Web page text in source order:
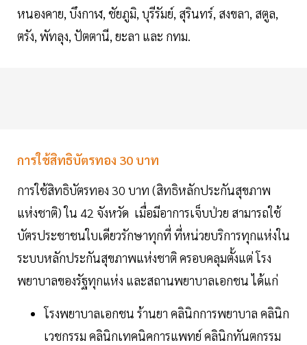
หนองคาย, บึงกาฬ, ชัยภูมิ, บุรีรัมย์, สุรินทร์, สงขลา, สตูล,
ตรัง, พัทลุง, ปัตตานี, ยะลา และ กทม.
การใช้สิทธิบัตรทอง 30 บาท
การใช้สิทธิบัตรทอง 30 บาท (สิทธิหลักประกันสุขภาพ
แห่งชาติ) ใน 42 จังหวัด เมื่อมีอาการเจ็บป่วย สามารถใช้
บัตรประชาชนใบเดียวรักษาทุกที่ ที่หน่วยบริการทุกแห่งใน
ระบบหลักประกันสุขภาพแห่งชาติ ครอบคลุมตั้งแต่ โรง
พยาบาลของรัฐทุกแห่ง และสถานพยาบาลเอกชน ได้แก่
โรงพยาบาลเอกชน ร้านยา คลินิกการพยาบาล คลินิก
เวชกรรม คลินิกเทคนิคการแพทย์ คลินิกทันตกรรม